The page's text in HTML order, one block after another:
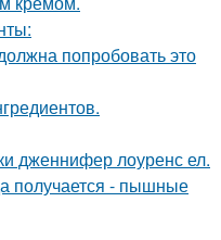
попробовать это
дженнифер лоуренс ел.
получается - пышные